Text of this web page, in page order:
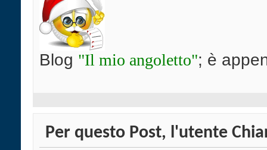
Blog "Il mio angoletto"; è
Per questo Post, l'utente